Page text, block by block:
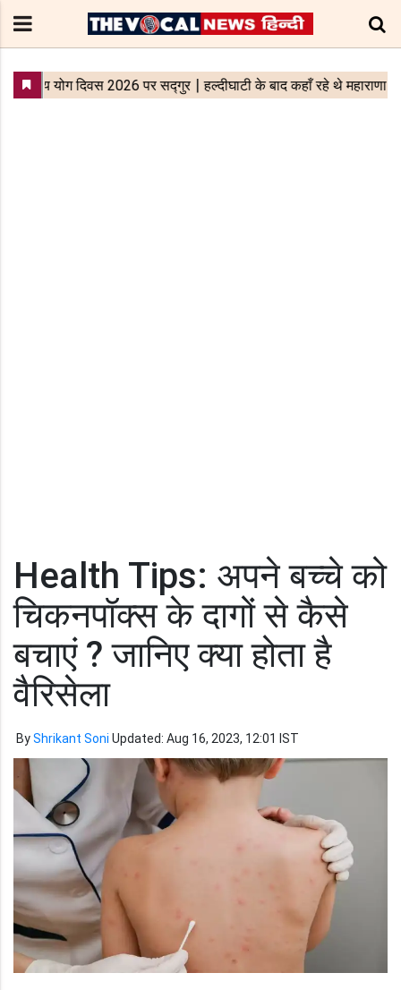
Health Tips: अपने बच्चे को
चिकनपॉक्स के दागों से कैसे
बचाएं ? जानिए क्या होता है
वैरिसेला
ByShrikant Soni Updated: Aug 16, 2023, 12:01 IST